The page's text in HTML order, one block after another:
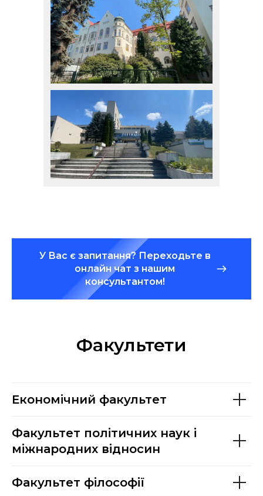
У Вас є запитання? Переходьте в
онлайн чат з нашим
консультантом!
Факультети
Економічний факультет
Факультет політичних наук і
міжнародних відносин
Факультет філософії